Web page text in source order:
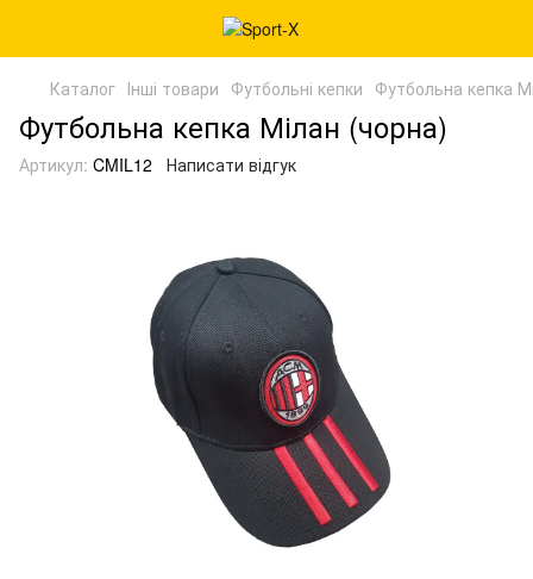
Каталог Інші товари Футбольні кепки Футбольна кепка
Футбольна кепка Мілан (чорна)
Артикул: CMIL12 Написати відгук